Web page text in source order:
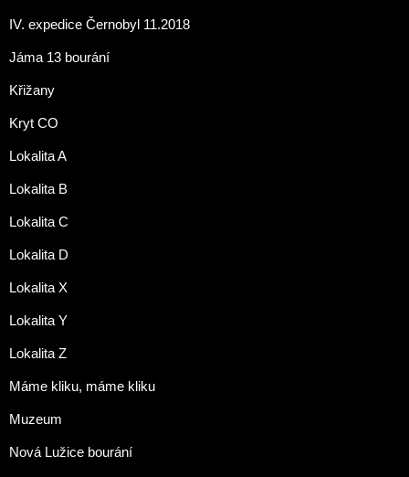
IV. expedice Černobyl 11.2018
Jáma 13 bourání
Křižany
Kryt CO
Lokalita A
Lokalita B
Lokalita C
Lokalita D
Lokalita X
Lokalita Y
Lokalita Z
Máme kliku, máme kliku
Muzeum
Nová Lužice bourání